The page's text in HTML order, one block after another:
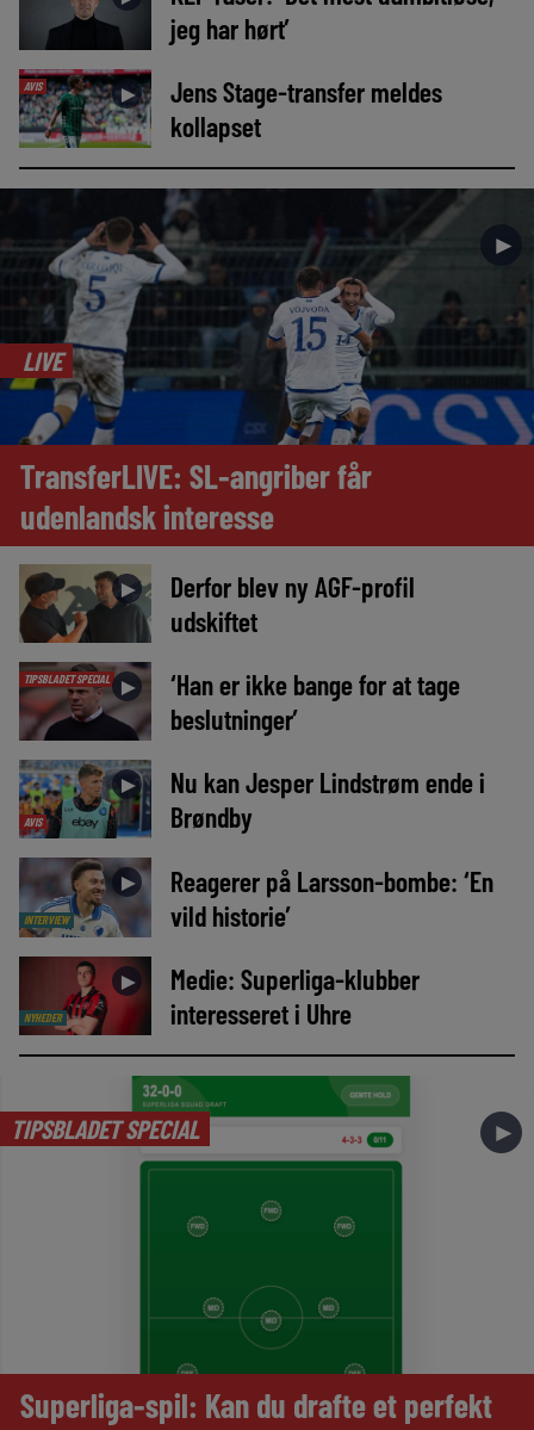
jeg har hørt’
AVIS ►
Jens Stage-transfer meldes
kollapset
►
LIVE
TransferLIVE: SL-angriber får
udenlandsk interesse
►
Derfor blev ny AGF-profil
udskiftet
TIPSBLADET SPECIAL ►
‘Han er ikke bange for at tage
beslutninger’
AVIS
►
Nu kan Jesper Lindstrøm ende i
Brøndby
INTERVIEW
►
Reagerer på Larsson-bombe: ‘En
vild historie’
NYHEDER
►
Medie: Superliga-klubber
interesseret i Uhre
TIPSBLADET SPECIAL ►
Superliga-spil: Kan du drafte et perfekt